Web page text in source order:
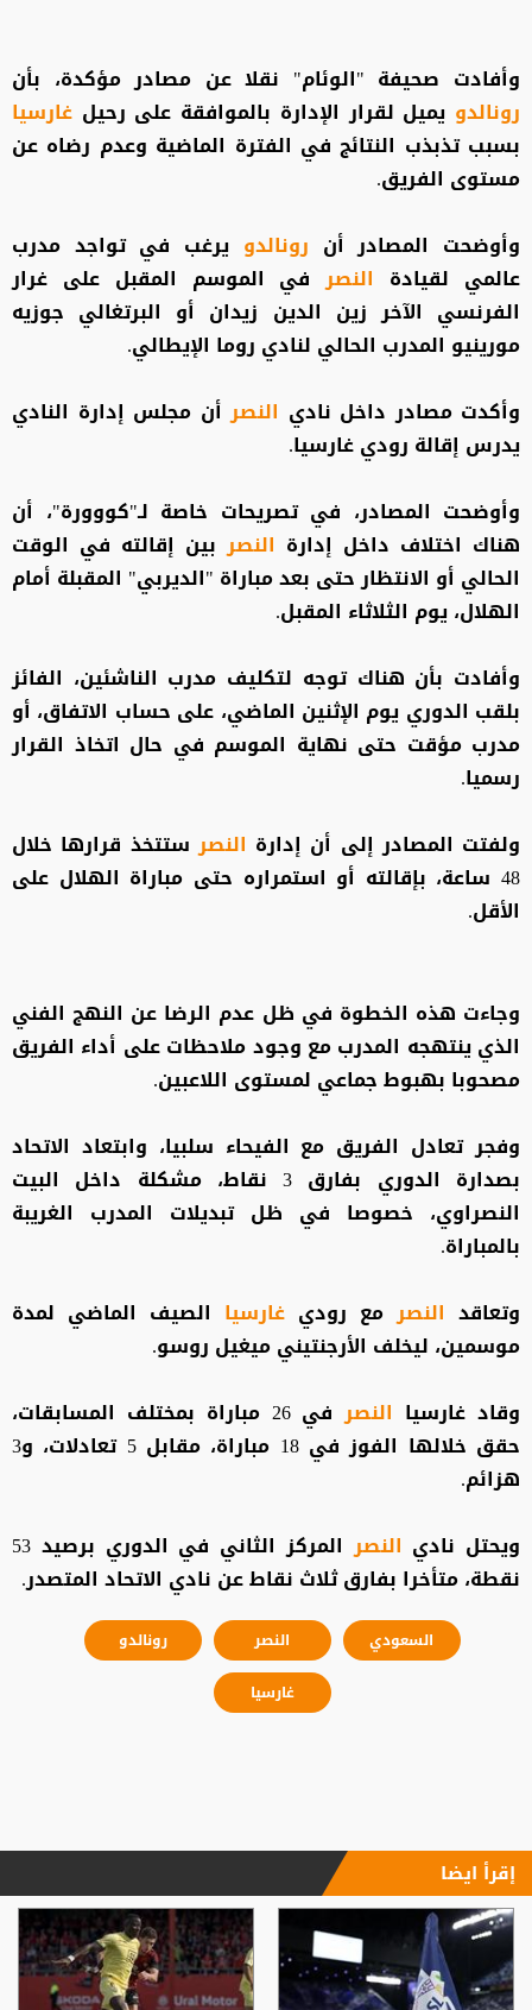
وأفادت صحيفة "الوئام" نقلا عن مصادر مؤكدة، بأن
رونالدو يميل لقرار الإدارة بالموافقة على رحيل غارسيا
بسبب تذبذب النتائج في الفترة الماضية وعدم رضاه عن
مستوى الفريق.
وأوضحت المصادر أن رونالدو يرغب في تواجد مدرب
عالمي لقيادة النصر في الموسم المقبل على غرار
الفرنسي الآخر زين الدين زيدان أو البرتغالي جوزيه
مورينيو المدرب الحالي لنادي روما الإيطالي.
وأكدت مصادر داخل نادي النصر أن مجلس إدارة النادي
يدرس إقالة رودي غارسيا.
وأوضحت المصادر، في تصريحات خاصة لـ"كووورة"، أن
هناك اختلاف داخل إدارة النصر بين إقالته في الوقت
الحالي أو الانتظار حتى بعد مباراة "الديربي" المقبلة أمام
الهلال، يوم الثلاثاء المقبل.
وأفادت بأن هناك توجه لتكليف مدرب الناشئين، الفائز
بلقب الدوري يوم الإثنين الماضي، على حساب الاتفاق، أو
مدرب مؤقت حتى نهاية الموسم في حال اتخاذ القرار
رسميا.
ولفتت المصادر إلى أن إدارة النصر ستتخذ قرارها خلال
48 ساعة، بإقالته أو استمراره حتى مباراة الهلال على
الأقل.
وجاءت هذه الخطوة في ظل عدم الرضا عن النهج الفني
الذي ينتهجه المدرب مع وجود ملاحظات على أداء الفريق
مصحوبا بهبوط جماعي لمستوى اللاعبين.
وفجر تعادل الفريق مع الفيحاء سلبيا، وابتعاد الاتحاد
بصدارة الدوري بفارق 3 نقاط، مشكلة داخل البيت
النصراوي، خصوصا في ظل تبديلات المدرب الغريبة
بالمباراة.
وتعاقد النصر مع رودي غارسيا الصيف الماضي لمدة
موسمين، ليخلف الأرجنتيني ميغيل روسو.
وقاد غارسيا النصر
في 26 مباراة بمختلف المسابقات،
حقق خلالها الفوز في 18 مباراة، مقابل 5 تعادلات، و3
هزائم.
ويحتل نادي النصر
المركز الثاني في الدوري برصيد 53
نقطة، متأخرا بفارق ثلاث نقاط عن نادي الاتحاد المتصدر.
السعودي النصر
رونالدو
غارسيا
إقرأ ايضا